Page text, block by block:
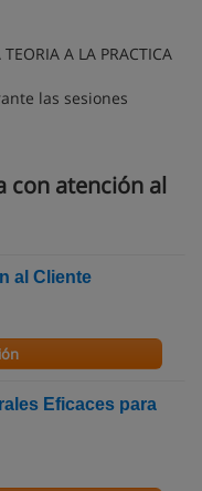
A LA PRACTICA
las sesiones
con atención al
al Cliente
Eficaces para